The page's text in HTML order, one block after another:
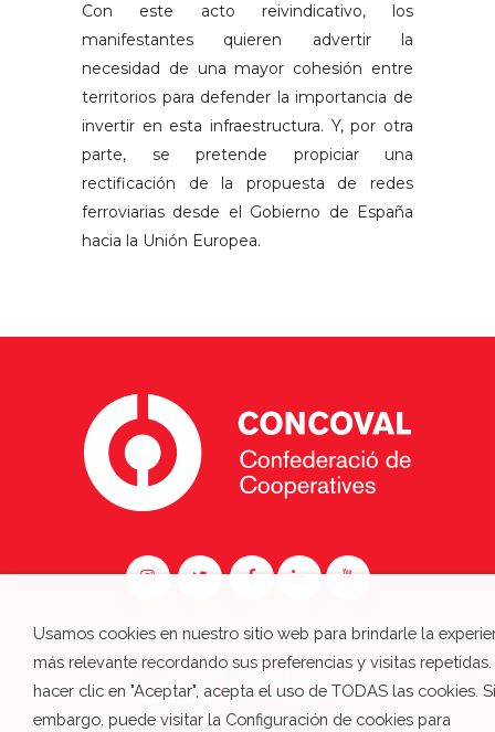
Con este acto reivindicativo, los
manifestantes quieren advertir la
necesidad de una mayor cohesión entre
territorios para defender la importancia de
invertir en esta infraestructura. Y, por otra
parte, se pretende propiciar una
rectificación de la propuesta de redes
ferroviarias desde el Gobierno de España
hacia la Unión Europea.
Colabora:
Usamos cookies en nuestro sitio web para brindarle la
más relevante recordando sus preferencias y visitas
hacer clic en "Aceptar", acepta el uso de TODAS las cookies.
embargo, puede visitar la Configuración de cookies para